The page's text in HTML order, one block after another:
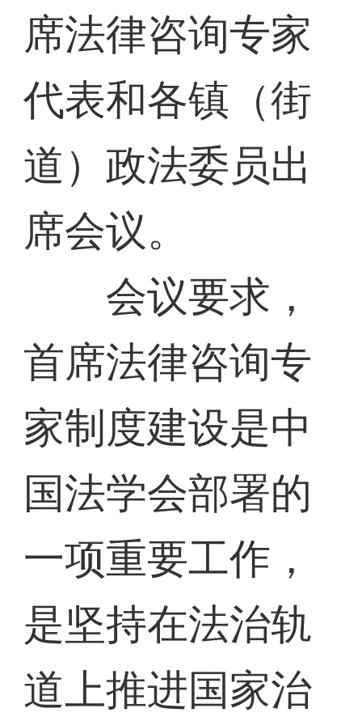
席法律咨询专家
代表和各镇（街
道）政法委员出
席会议。
会议要求，
首席法律咨询专
家制度建设是中
国法学会部署的
一项重要工作，
是坚持在法治轨
道上推进国家治